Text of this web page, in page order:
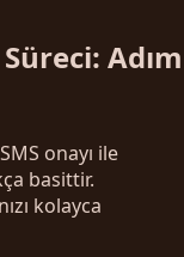
Adım
onayı ile
basittir.
kolayca